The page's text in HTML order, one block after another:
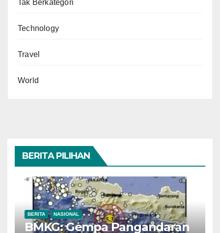
Tak Berkategori
Technology
Travel
World
BERITA PILIHAN
BERITA NASIONAL
BMKG: Gempa Pangandaran